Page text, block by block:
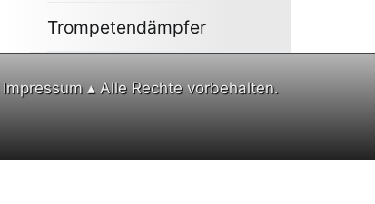
Trompetendämpfer
Impressum ▴ Alle Rechte vorbehalten.